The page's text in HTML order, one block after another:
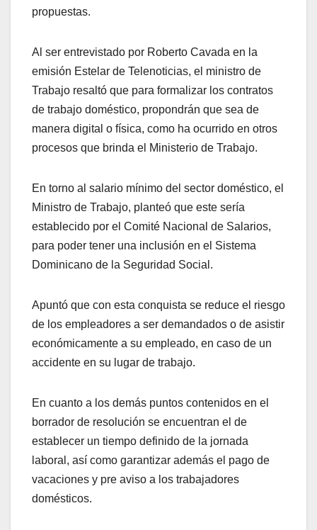
propuestas.
Al ser entrevistado por Roberto Cavada en la
emisión Estelar de Telenoticias, el ministro de
Trabajo resaltó que para formalizar los contratos
de trabajo doméstico, propondrán que sea de
manera digital o física, como ha ocurrido en otros
procesos que brinda el Ministerio de Trabajo.
En torno al salario mínimo del sector doméstico, el
Ministro de Trabajo, planteó que este sería
establecido por el Comité Nacional de Salarios,
para poder tener una inclusión en el Sistema
Dominicano de la Seguridad Social.
Apuntó que con esta conquista se reduce el riesgo
de los empleadores a ser demandados o de asistir
económicamente a su empleado, en caso de un
accidente en su lugar de trabajo.
En cuanto a los demás puntos contenidos en el
borrador de resolución se encuentran el de
establecer un tiempo definido de la jornada
laboral, así como garantizar además el pago de
vacaciones y pre aviso a los trabajadores
domésticos.